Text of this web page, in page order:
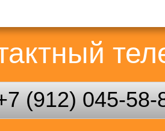
(912) 045-58-